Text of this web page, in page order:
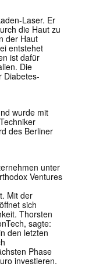
Laser. Er
die Haut zu
der Haut
entstehet
ist dafür
Die
Diabetes-
wurde mit
des Berliner
unter
Ventures
Mit der
sich
Thorsten
sagte:
den letzten
Phase
investieren.